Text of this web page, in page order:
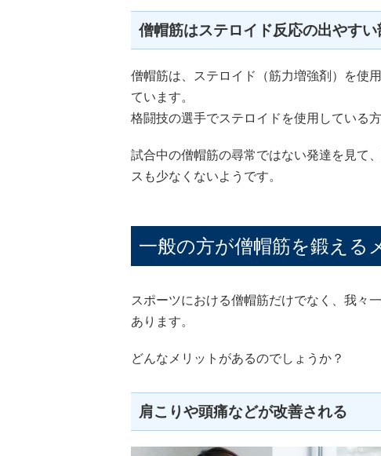
僧帽筋はステロイド反応の出やすい
僧帽筋は、ステロイド（筋力増強剤）を使
ています。
格闘技の選手でステロイドを使用している
試合中の僧帽筋の尋常ではない発達を見て
スも少なくないようです。
一般の方が僧帽筋を鍛える
スポーツにおける僧帽筋だけでなく、我々
あります。
どんなメリットがあるのでしょうか？
肩こりや頭痛などが改善される